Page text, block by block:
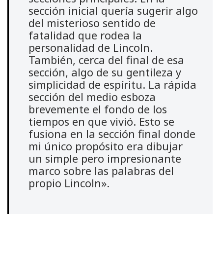
sección inicial quería sugerir algo
del misterioso sentido de
fatalidad que rodea la
personalidad de Lincoln.
También, cerca del final de esa
sección, algo de su gentileza y
simplicidad de espíritu. La rápida
sección del medio esboza
brevemente el fondo de los
tiempos en que vivió. Esto se
fusiona en la sección final donde
mi único propósito era dibujar
un simple pero impresionante
marco sobre las palabras del
propio Lincoln».